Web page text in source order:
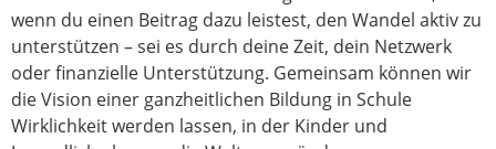
wenn du einen Beitrag dazu leistest, den Wandel aktiv zu
unterstützen – sei es durch deine Zeit, dein Netzwerk
oder finanzielle Unterstützung. Gemeinsam können wir
die Vision einer ganzheitlichen Bildung in Schule
Wirklichkeit werden lassen, in der Kinder und